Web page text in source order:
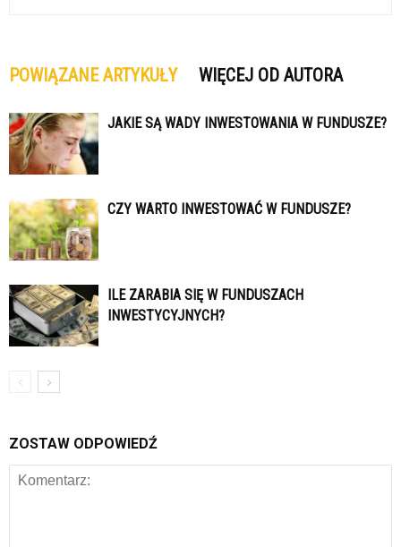
POWIĄZANE ARTYKUŁY WIĘCEJ OD AUTORA
JAKIE SĄ WADY INWESTOWANIA W FUNDUSZE?
CZY WARTO INWESTOWAĆ W FUNDUSZE?
ILE ZARABIA SIĘ W FUNDUSZACH
INWESTYCYJNYCH?
ZOSTAW ODPOWIEDŹ